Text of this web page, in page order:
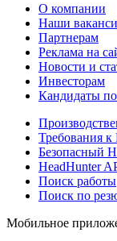
О компании
Наши
Партнерам
Реклама на
Новости и
Инвесторам
Кандидаты
Требования
Безопасный
HeadHunter
Поиск работы
Поиск по
Мобильное